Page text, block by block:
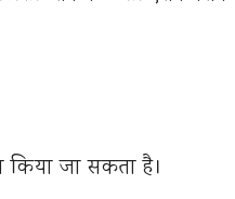
जा सकता है।